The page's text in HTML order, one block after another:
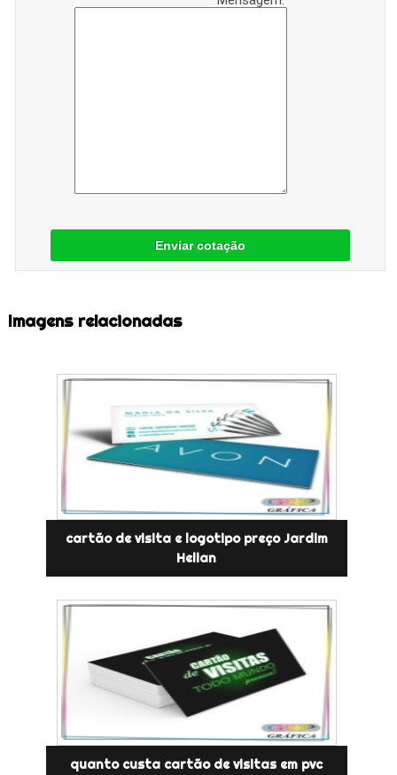
Enviar cotação
Imagens relacionadas
cartão de visita e logotipo preço Jardim
Helian
quanto custa cartão de visitas em pvc